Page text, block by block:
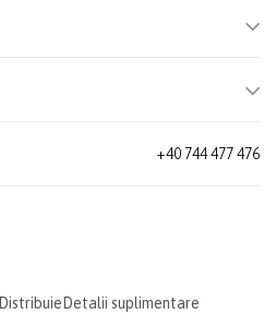
+40 744 477 476
Distribuie Detalii suplimentare